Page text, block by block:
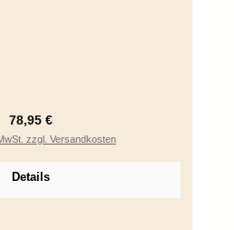
Regulärer Preis:
78,95 €
zzgl. Versandkosten
Details